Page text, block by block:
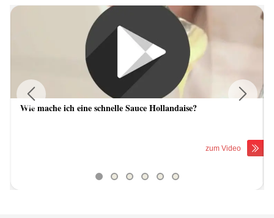
Wie mache ich eine schnelle Sauce Hollandaise?
zum Video
Previous